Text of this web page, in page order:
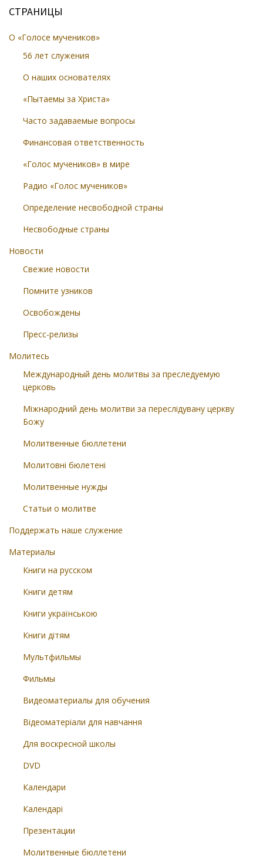
СТРАНИЦЫ
О «Голосе мучеников»
56 лет служения
О наших основателях
«Пытаемы за Христа»
Часто задаваемые вопросы
Финансовая ответственность
«Голос мучеников» в мире
Радио «Голос мучеников»
Определение несвободной страны
Несвободные страны
Новости
Свежие новости
Помните узников
Освобождены
Пресс-релизы
Молитесь
Международный день молитвы за преследуемую
церковь
Міжнародний день молитви за переслідувану церкву
Божу
Молитвенные бюллетени
Молитовні бюлетені
Молитвенные нужды
Статьи о молитве
Поддержать наше служение
Материалы
Книги на русском
Книги детям
Книги українською
Книги дітям
Мультфильмы
Фильмы
Видеоматериалы для обучения
Відеоматеріали для навчання
Для воскресной школы
DVD
Календари
Календарі
Презентации
Молитвенные бюллетени